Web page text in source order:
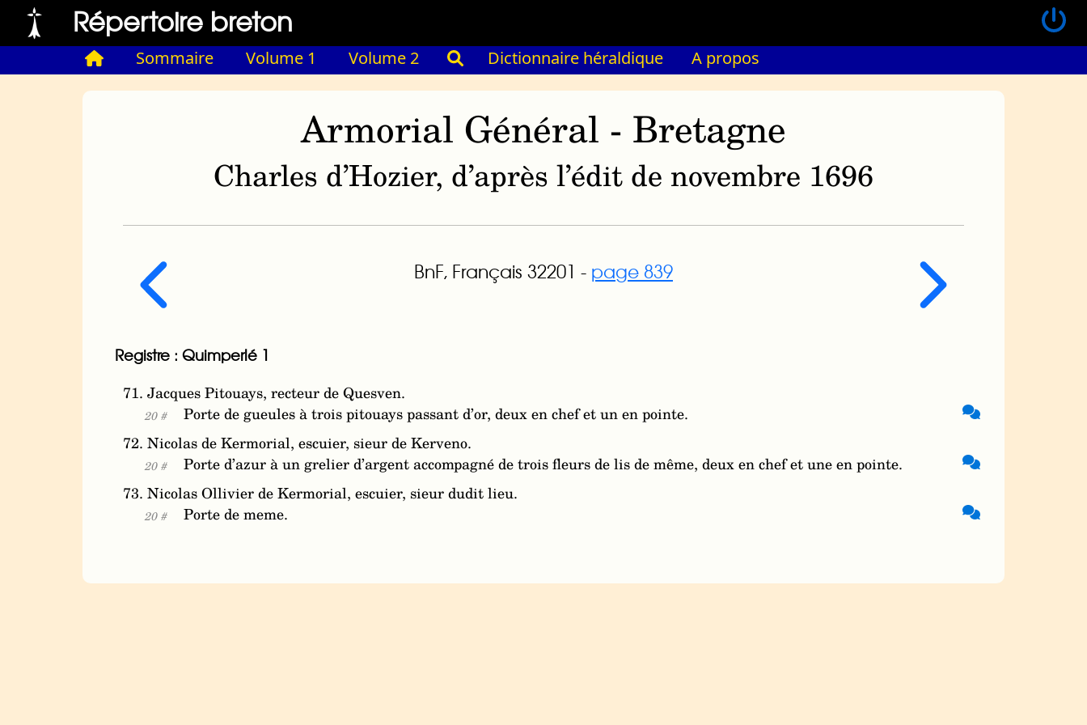
Répertoire breton
Sommaire Volume 1 Volume 2 Dictionnaire héraldique A propos
Armorial Général - Bretagne
Charles d’Hozier, d’après l’édit de novembre 1696
BnF, Français 32201 - page 839
Registre : Quimperlé 1
71. Jacques Pitouays, recteur de Quesven.
20 #
Porte de gueules à trois pitouays passant d’or, deux en chef et un en pointe.
72. Nicolas de Kermorial, escuier, sieur de Kerveno.
20 #
Porte d’azur à un grelier d’argent accompagné de trois fleurs de lis de même, deux en chef et une en pointe.
73. Nicolas Ollivier de Kermorial, escuier, sieur dudit lieu.
20 # Porte de meme.